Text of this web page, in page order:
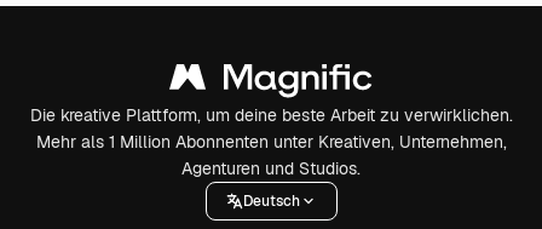
Die kreative Plattform, um deine beste Arbeit zu verwirklichen.
Mehr als 1 Million Abonnenten unter Kreativen, Unternehmen,
Agenturen und Studios.
Deutsch